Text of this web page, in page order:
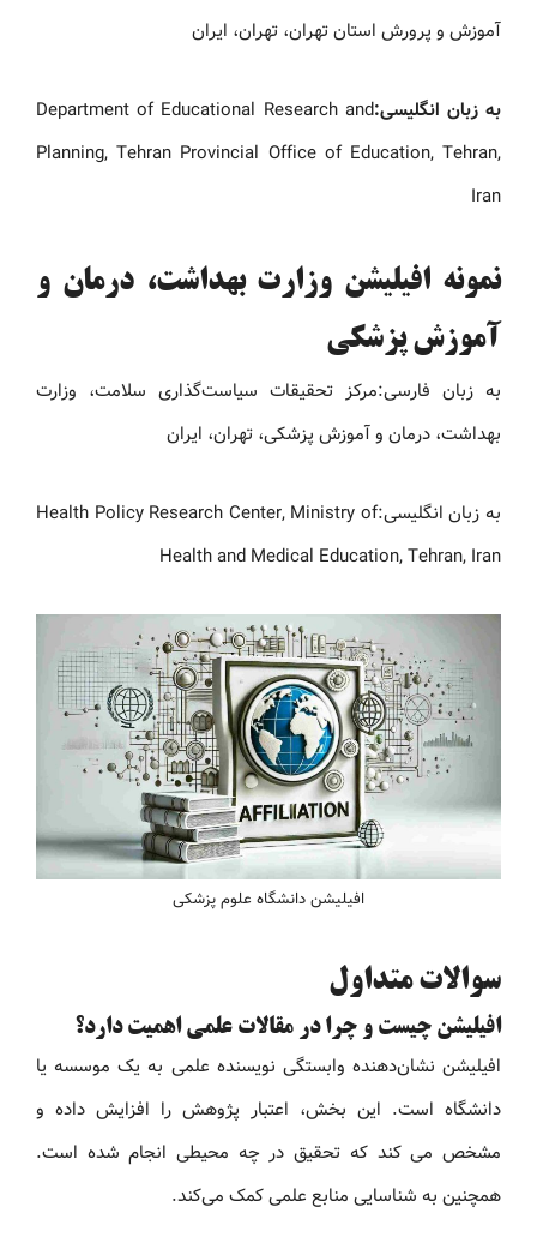
آموزش و پرورش استان تهران، تهران، ایران
به زبان انگلیسی:Department of Educational Research and
Planning, Tehran Provincial Office of Education, Tehran,
Iran
نمونه افیلیشن وزارت بهداشت، درمان و
آموزش پزشکی
به زبان فارسی:مرکز تحقیقات سیاست‌گذاری سلامت، وزارت
بهداشت، درمان و آموزش پزشکی، تهران، ایران
به زبان انگلیسی:Health Policy Research Center, Ministry of
Health and Medical Education, Tehran, Iran
افیلیشن دانشگاه علوم پزشکی
سوالات متداول
افیلیشن چیست و چرا در مقالات علمی اهمیت دارد؟
افیلیشن نشان‌دهنده وابستگی نویسنده علمی به یک موسسه یا
دانشگاه است. این بخش، اعتبار پژوهش را افزایش داده و
مشخص می کند که تحقیق در چه محیطی انجام شده است.
همچنین به شناسایی منابع علمی کمک می‌کند.